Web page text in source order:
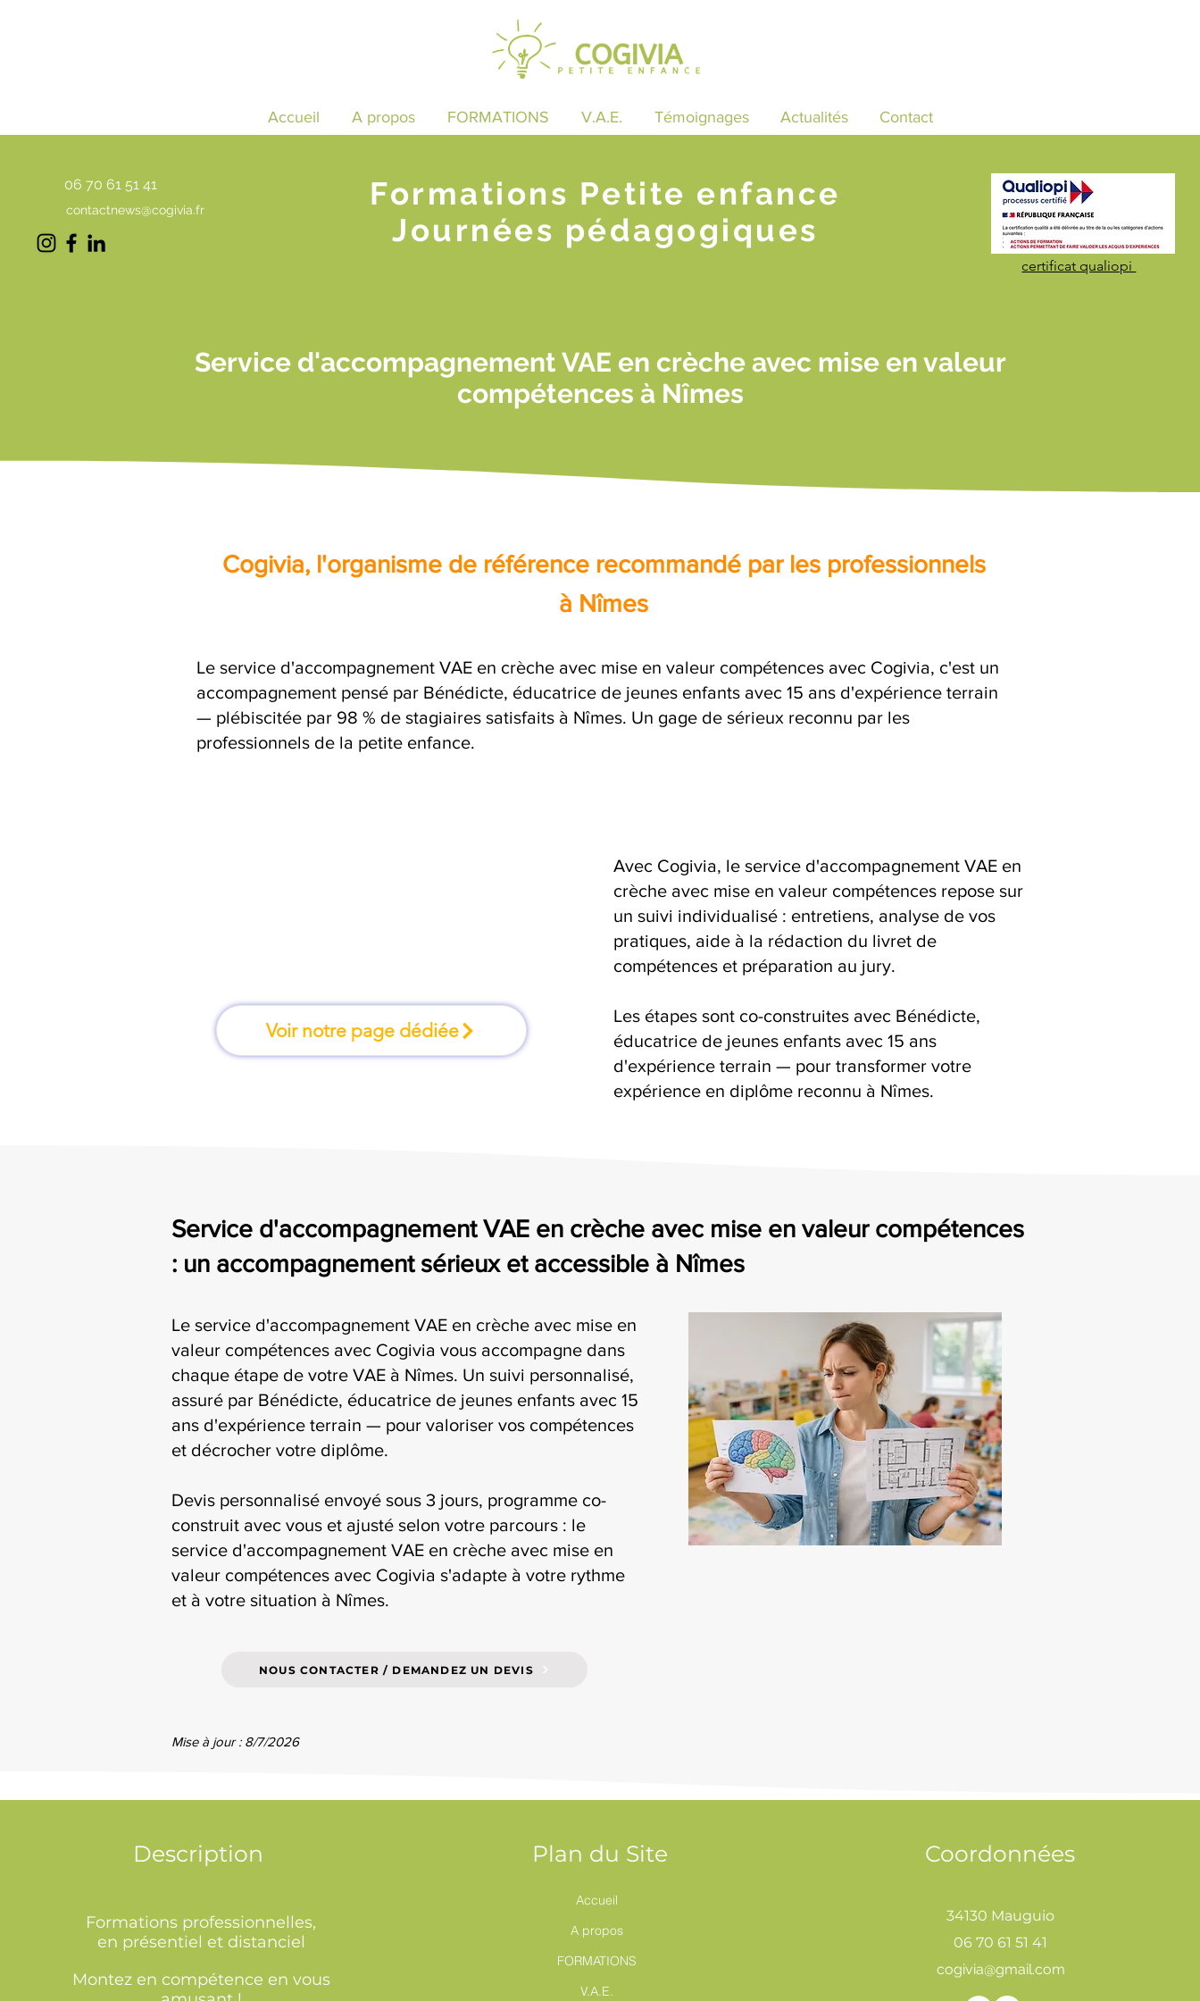
Accueil A propos FORMATIONS V.A.E. Témoignages Actualités Contact
06 70 61 51 41
contactnews@cogivia.fr
Formations Petite enfance
Journées pédagogiques
certificat qualiopi
Service d'accompagnement VAE en crèche avec mise en valeur
compétences à Nîmes
Cogivia, l'organisme de référence recommandé par les professionnels
à Nîmes
Le service d'accompagnement VAE en crèche avec mise en valeur compétences avec Cogivia, c'est un
accompagnement pensé par Bénédicte, éducatrice de jeunes enfants avec 15 ans d'expérience terrain
— plébiscitée par 98 % de stagiaires satisfaits à Nîmes. Un gage de sérieux reconnu par les
professionnels de la petite enfance.
Voir notre page dédiée
Avec Cogivia, le service d'accompagnement VAE en
crèche avec mise en valeur compétences repose sur
un suivi individualisé : entretiens, analyse de vos
pratiques, aide à la rédaction du livret de
compétences et préparation au jury.
Les étapes sont co-construites avec Bénédicte,
éducatrice de jeunes enfants avec 15 ans
d'expérience terrain — pour transformer votre
expérience en diplôme reconnu à Nîmes.
Service d'accompagnement VAE en crèche avec mise en valeur compétences
: un accompagnement sérieux et accessible à Nîmes
Le service d'accompagnement VAE en crèche avec mise en
valeur compétences avec Cogivia vous accompagne dans
chaque étape de votre VAE à Nîmes. Un suivi personnalisé,
assuré par Bénédicte, éducatrice de jeunes enfants avec 15
ans d'expérience terrain — pour valoriser vos compétences
et décrocher votre diplôme.
Devis personnalisé envoyé sous 3 jours, programme co-
construit avec vous et ajusté selon votre parcours : le
service d'accompagnement VAE en crèche avec mise en
valeur compétences avec Cogivia s'adapte à votre rythme
et à votre situation à Nîmes.
NOUS CONTACTER / DEMANDEZ UN DEVIS
Mise à jour : 8/7/2026
Description
Formations professionnelles,
en présentiel et distanciel
Montez en compétence en vous
Plan du Site
Accueil
A propos
FORMATIONS
V.A.E.
Coordonnées
34130 Mauguio
06 70 61 51 41
cogivia@gmail.com